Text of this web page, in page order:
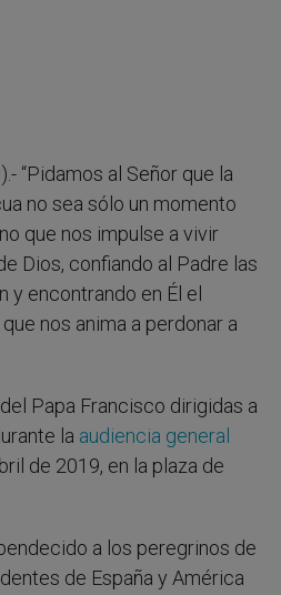
“Pidamos al Señor que la
no sea sólo un momento
que nos impulse a vivir
Dios, confiando al Padre las
y encontrando en Él el
nos anima a perdonar a
Papa Francisco dirigidas a
la audiencia general
de 2019, en la plaza de
a los peregrinos de
de España y América